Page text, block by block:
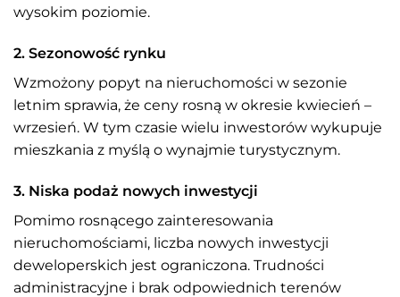
wysokim poziomie.
2. Sezonowość rynku
Wzmożony popyt na nieruchomości w sezonie
letnim sprawia, że ceny rosną w okresie kwiecień –
wrzesień. W tym czasie wielu inwestorów wykupuje
mieszkania z myślą o wynajmie turystycznym.
3. Niska podaż nowych inwestycji
Pomimo rosnącego zainteresowania
nieruchomościami, liczba nowych inwestycji
deweloperskich jest ograniczona. Trudności
administracyjne i brak odpowiednich terenów